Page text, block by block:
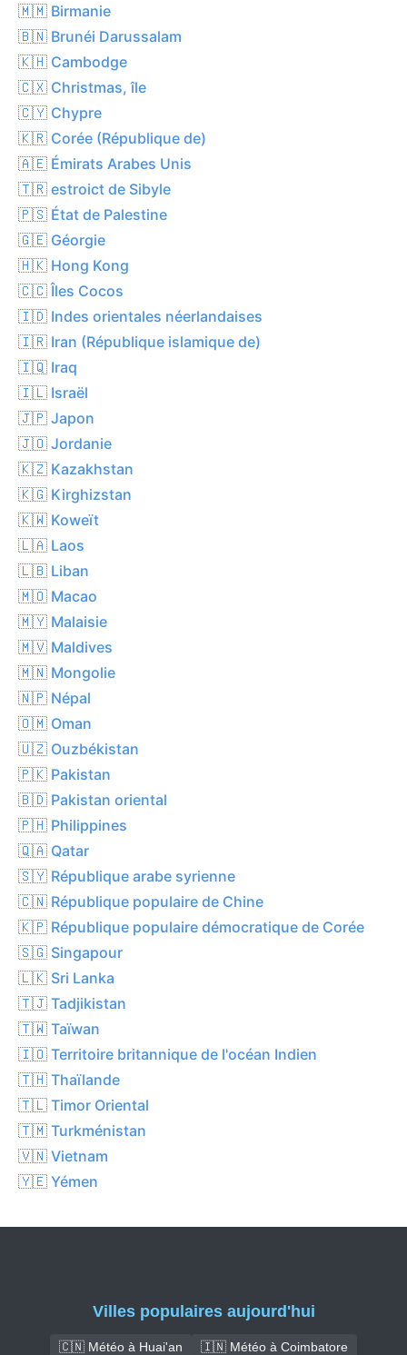
🇲🇲 Birmanie
🇧🇳 Brunéi Darussalam
🇰🇭 Cambodge
🇨🇽 Christmas, île
🇨🇾 Chypre
🇰🇷 Corée (République de)
🇦🇪 Émirats Arabes Unis
🇹🇷 estroict de Sibyle
🇵🇸 État de Palestine
🇬🇪 Géorgie
🇭🇰 Hong Kong
🇨🇨 Îles Cocos
🇮🇩 Indes orientales néerlandaises
🇮🇷 Iran (République islamique de)
🇮🇶 Iraq
🇮🇱 Israël
🇯🇵 Japon
🇯🇴 Jordanie
🇰🇿 Kazakhstan
🇰🇬 Kirghizstan
🇰🇼 Koweït
🇱🇦 Laos
🇱🇧 Liban
🇲🇴 Macao
🇲🇾 Malaisie
🇲🇻 Maldives
🇲🇳 Mongolie
🇳🇵 Népal
🇴🇲 Oman
🇺🇿 Ouzbékistan
🇵🇰 Pakistan
🇧🇩 Pakistan oriental
🇵🇭 Philippines
🇶🇦 Qatar
🇸🇾 République arabe syrienne
🇨🇳 République populaire de Chine
🇰🇵 République populaire démocratique de Corée
🇸🇬 Singapour
🇱🇰 Sri Lanka
🇹🇯 Tadjikistan
🇹🇼 Taïwan
🇮🇴 Territoire britannique de l'océan Indien
🇹🇭 Thaïlande
🇹🇱 Timor Oriental
🇹🇲 Turkménistan
🇻🇳 Vietnam
🇾🇪 Yémen
Villes populaires aujourd'hui
🇨🇳 Météo à Huai'an
🇮🇳 Météo à Coimbatore